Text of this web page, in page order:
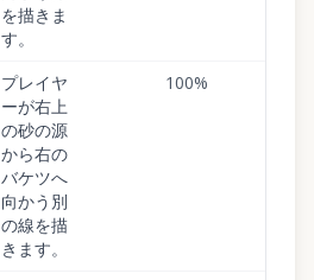
を描きま
す。
プレイヤ
ーが右上
の砂の源
から右の
バケツへ
向かう別
の線を描
きます。
100%